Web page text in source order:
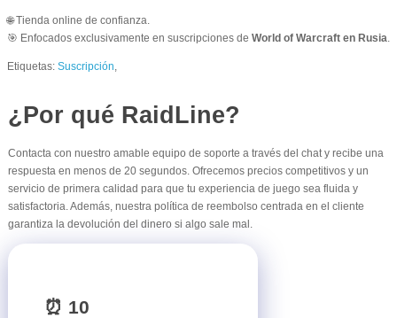
🌐 Tienda online de confianza.
🎯 Enfocados exclusivamente en suscripciones de World of Warcraft en Rusia
Etiquetas: Suscripción
¿Por qué RaidLine?
Contacta con nuestro amable equipo de soporte a través del chat y recibe una
respuesta en menos de 20 segundos. Ofrecemos precios competitivos y un
servicio de primera calidad para que tu experiencia de juego sea fluida y
satisfactoria. Además, nuestra política de reembolso centrada en el cliente
garantiza la devolución del dinero si algo sale mal.
⏰ 10